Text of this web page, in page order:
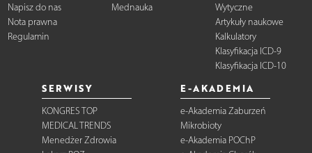
Napisz do nas
Nota prawna
Regulamin
Mednauka
Wytyczne
Artykuły naukowe
Kalkulatory
Klasyfikacja ICD-9
Klasyfikacja ICD-10
SERWISY
KONGRES TOP
MEDICAL TRENDS
Menedżer Zdrowia
E-AKADEMIA
e-Akademia Zaburzeń
Mikrobioty
e-Akademia POChP